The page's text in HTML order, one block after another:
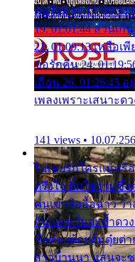
คนใจมาร 17.
19. 01:01:44 ส่วนเ
21. 01:09:13 เหลือเพี
ขอรักคืน 24.
เถื่อน 26. 01:26:45 อ
เพลงเพราะเสนาะด
141 views •
ไม่เคยรักใครแน่หรื
ตรึงใจ ติ๋มใช่งามซึ้
คนเขาลืออื้อฉาว ว่
กัน แต่หวั่นจะช้ำดว
ชื่อต๋อยต้อยตุ้มตุ๋ยต่า
สาวบ้านนา แสนจะ